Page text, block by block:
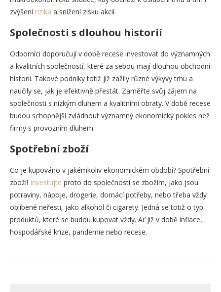
zvýšení rizika a snížení zisku akcií.
Společnosti s dlouhou historií
Odborníci doporučují v době recese investovat do významných
a kvalitních společností, které za sebou mají dlouhou obchodní
historii. Takové podniky totiž již zažily různé výkyvy trhu a
naučily se, jak je efektivně přestát. Zaměřte svůj zájem na
společnosti s nízkým dluhem a kvalitními obraty. V době recese
budou schopnější zvládnout významný ekonomický pokles než
firmy s provozním dluhem.
Spotřební zboží
Co je kupováno v jakémkoliv ekonomickém období? Spotřební
zboží! Investujte proto do společností se zbožím, jako jsou
potraviny, nápoje, drogerie, domácí potřeby, nebo třeba vždy
oblíbené neřesti, jako alkohol či cigarety. Jedná se totiž o typ
produktů, které se budou kupovat vždy. Ať již v době inflace,
hospodářské krize, pandemie nebo recese.